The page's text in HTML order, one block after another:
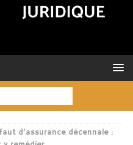
d’assurance décennale :